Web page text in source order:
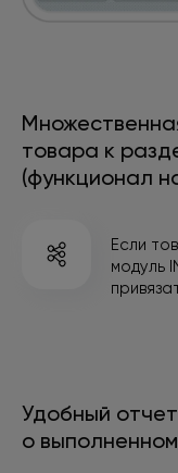
товара к
(функционал
Если
модуль
Удобный отчет
о